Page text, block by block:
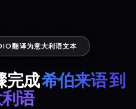
翻译为意大利语文本
完成希伯来语 到
语